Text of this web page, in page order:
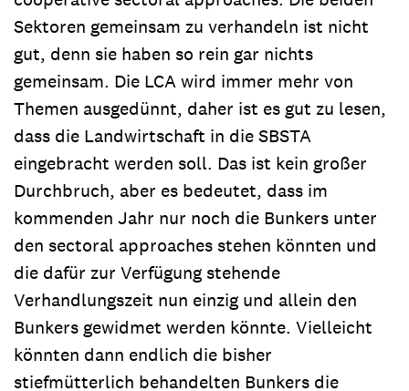
Sektoren gemeinsam zu verhandeln ist nicht
gut, denn sie haben so rein gar nichts
gemeinsam. Die LCA wird immer mehr von
Themen ausgedünnt, daher ist es gut zu lesen,
dass die Landwirtschaft in die SBSTA
eingebracht werden soll. Das ist kein großer
Durchbruch, aber es bedeutet, dass im
kommenden Jahr nur noch die Bunkers unter
den sectoral approaches stehen könnten und
die dafür zur Verfügung stehende
Verhandlungszeit nun einzig und allein den
Bunkers gewidmet werden könnte. Vielleicht
könnten dann endlich die bisher
stiefmütterlich behandelten Bunkers die